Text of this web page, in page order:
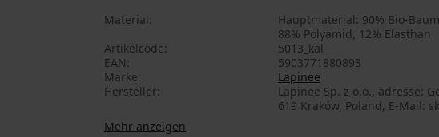
Material
Hauptmaterial: 90% Bio-
88% Polyamid, 12% Elasthan
Artikelcode
5013_kal
EAN
5903771880893
Marke
Lapinee
Hersteller
Lapinee Sp. z o.o., adresse:
619 Kraków, Poland, E-Mail:
Mehr anzeigen